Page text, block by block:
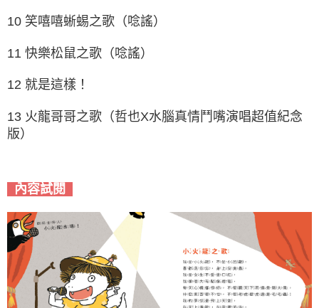
10 笑嘻嘻蜥蜴之歌（唸謠）
11 快樂松鼠之歌（唸謠）
12 就是這樣！
13 火龍哥哥之歌（哲也X水腦真情鬥嘴演唱超值紀念
版）
內容試閱